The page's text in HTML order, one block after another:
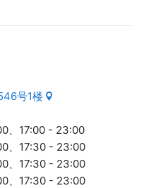
号1楼
、17:00 - 23:00
、17:30 - 23:00
、17:30 - 23:00
、17:30 - 23:00